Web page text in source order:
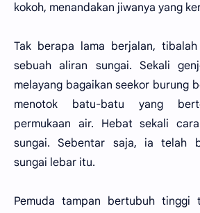
kokoh, menandakan jiwanya yang
Tak berapa lama berjalan,
sebuah aliran sungai. Sekali
melayang bagaikan seekor burung
menotok batu-batu yang
permukaan air. Hebat sekali
sungai. Sebentar saja, ia telah
sungai lebar itu.
Pemuda tampan bertubuh tinggi